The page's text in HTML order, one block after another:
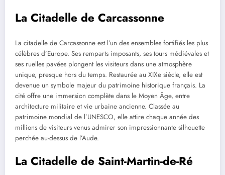
La Citadelle de Carcassonne
La citadelle de Carcassonne est l’un des ensembles fortifiés les plus
célèbres d’Europe. Ses remparts imposants, ses tours médiévales et
ses ruelles pavées plongent les visiteurs dans une atmosphère
unique, presque hors du temps. Restaurée au XIXe siècle, elle est
devenue un symbole majeur du patrimoine historique français. La
cité offre une immersion complète dans le Moyen Âge, entre
architecture militaire et vie urbaine ancienne. Classée au
patrimoine mondial de l’UNESCO, elle attire chaque année des
millions de visiteurs venus admirer son impressionnante silhouette
perchée au-dessus de l’Aude.
La Citadelle de Saint-Martin-de-Ré